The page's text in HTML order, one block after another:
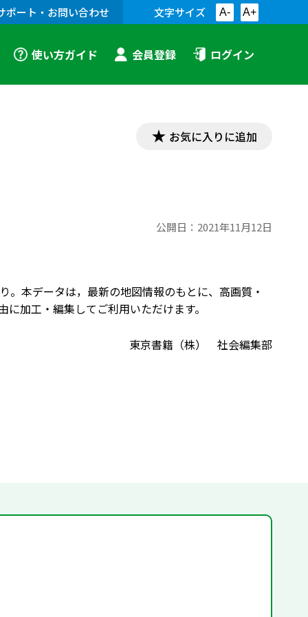
ポート・お問い合わせ 文字サイズ A- A+
使い方ガイド 会員登録 ログイン
お気に入りに追加
公開日： 2021年11月12日
本データは，最新の地図情報のもとに、高画質・
加工・編集してご利用いただけます。
東京書籍（株） 社会編集部